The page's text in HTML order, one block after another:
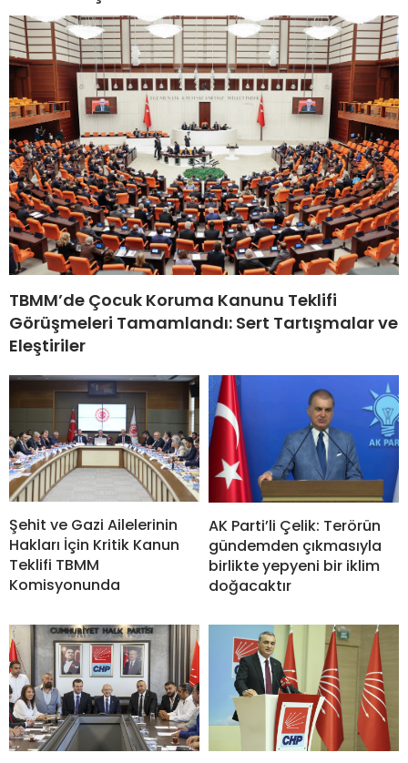
TBMM’de Çocuk Koruma Kanunu Teklifi
Görüşmeleri Tamamlandı: Sert Tartışmalar ve
Eleştiriler
Şehit ve Gazi Ailelerinin
Hakları İçin Kritik Kanun
Teklifi TBMM
Komisyonunda
AK Parti’li Çelik: Terörün
gündemden çıkmasıyla
birlikte yepyeni bir iklim
doğacaktır